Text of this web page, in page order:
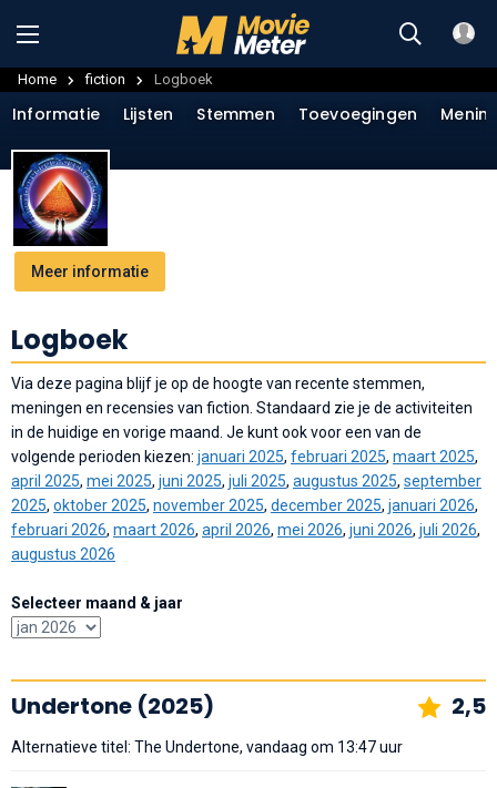
Home fiction Logboek
Meer informatie
Informatie Lijsten Stemmen Toevoegingen
Logboek
Via deze pagina blijf je op de hoogte van recente stemmen,
meningen en recensies van fiction. Standaard zie je de activiteiten
in de huidige en vorige maand. Je kunt ook voor een van de
volgende perioden kiezen: januari 2025, februari 2025, maart 2025,
april 2025, mei 2025, juni 2025, juli 2025, augustus 2025, september
2025, oktober 2025, november 2025, december 2025, januari 2026,
februari 2026, maart 2026, april 2026, mei 2026, juni 2026, juli 2026,
augustus 2026
Selecteer maand & jaar
Undertone (2025) 2,5
Alternatieve titel: The Undertone, vandaag om 13:47 uur